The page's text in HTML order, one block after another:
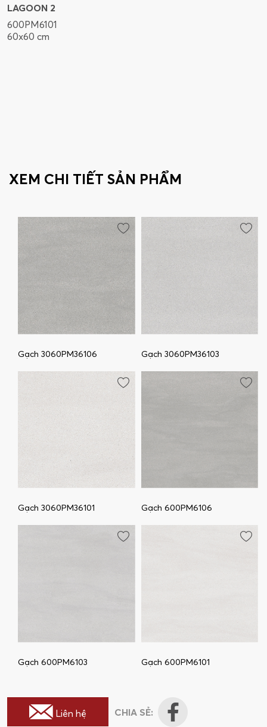
LAGOON 2
600PM6101
60x60 cm
XEM CHI TIẾT SẢN PHẨM
Gạch 3060PM36106 Gạch 3060PM36103
Gạch 3060PM36101 Gạch 600PM6106
Gạch 600PM6103 Gạch 600PM6101
Liên hệ CHIA SẺ: